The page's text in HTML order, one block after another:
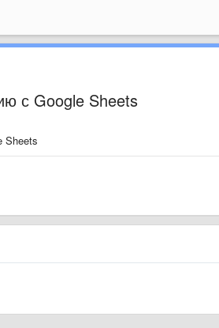
с Google Sheets
Sheets